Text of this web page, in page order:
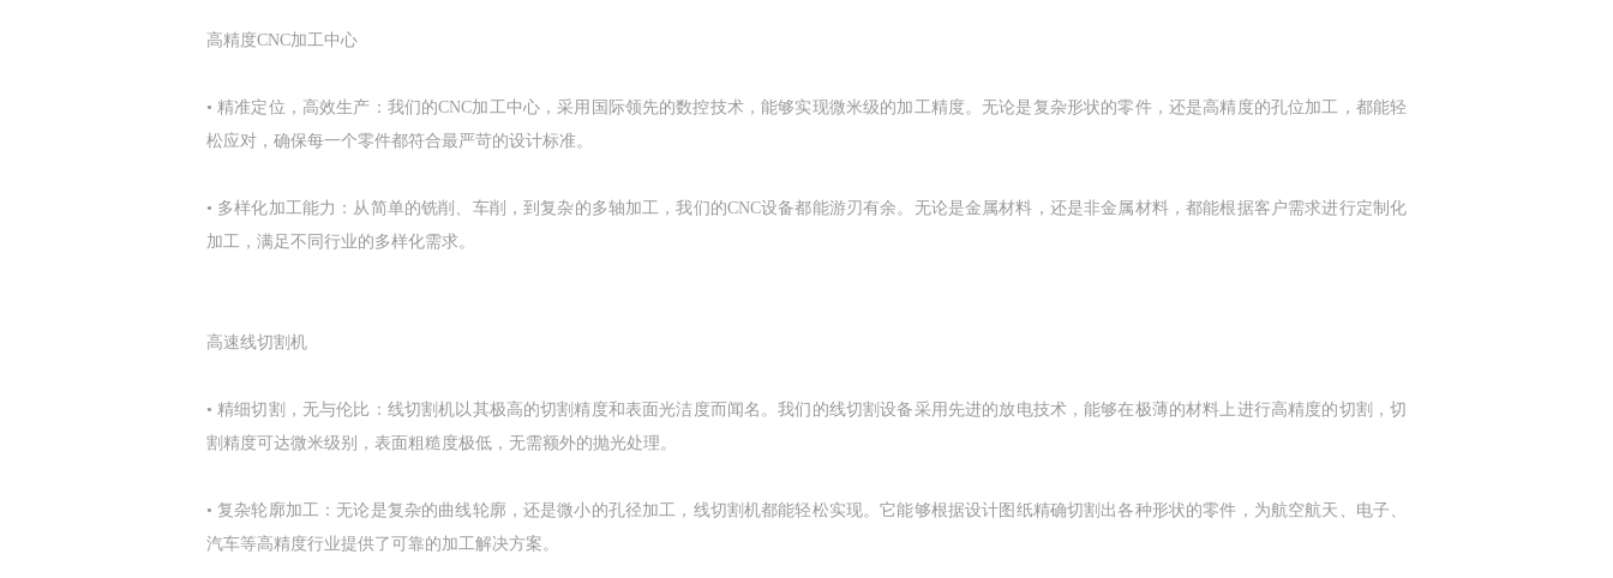
高精度CNC加工中心
• 精准定位，高效生产：我们的CNC加工中心，采用国际领先的数控技术，能够实现微米级的加工精度。无论是复杂形状的零件，还是高精度的孔位加工，都能轻
松应对，确保每一个零件都符合最严苛的设计标准。
• 多样化加工能力：从简单的铣削、车削，到复杂的多轴加工，我们的CNC设备都能游刃有余。无论是金属材料，还是非金属材料，都能根据客户需求进行定制化
加工，满足不同行业的多样化需求。
高速线切割机
• 精细切割，无与伦比：线切割机以其极高的切割精度和表面光洁度而闻名。我们的线切割设备采用先进的放电技术，能够在极薄的材料上进行高精度的切割，切
割精度可达微米级别，表面粗糙度极低，无需额外的抛光处理。
• 复杂轮廓加工：无论是复杂的曲线轮廓，还是微小的孔径加工，线切割机都能轻松实现。它能够根据设计图纸精确切割出各种形状的零件，为航空航天、电子、
汽车等高精度行业提供了可靠的加工解决方案。